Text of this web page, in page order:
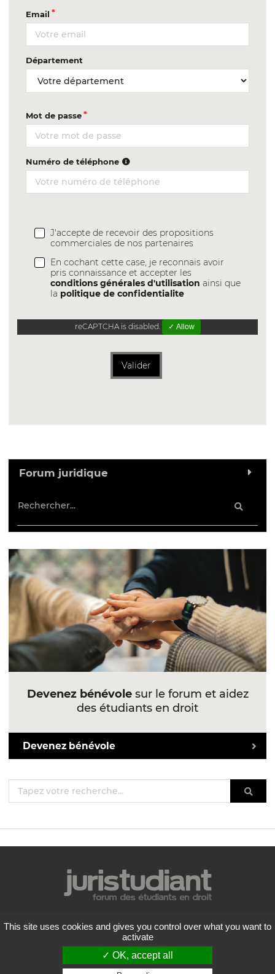
Email
Département
Mot de passe
Numéro de téléphone
J'accepte de recevoir des propositions
commerciales de nos partenaires
En cochant cette case, je reconnais avoir
pris connaissance et accepter les
conditions générales d'utilisation ainsi que
la politique de confidentialite
reCAPTCHA is disabled. ✓ Allow
Valider
Forum juridique
Devenez bénévolesur le forum et aidez
des étudiants en droit
Devenez bénévole
Mentions légales
Politique de confidentialité
Conditions générales d'utilisation
Liste des forums
This site uses cookies and gives you control over what you want to
activate
✓ OK, accept all